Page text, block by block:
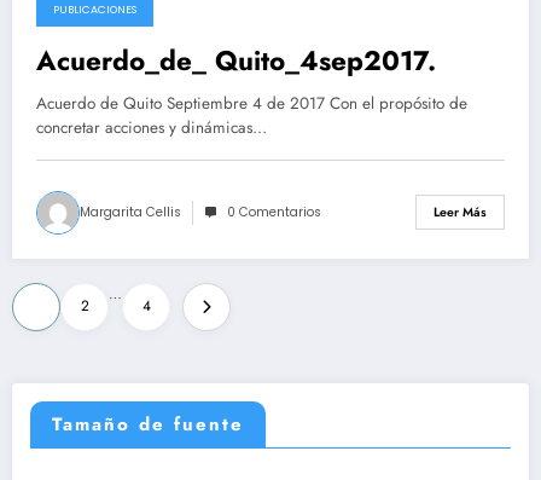
2017-09-05
PUBLICACIONES
Acuerdo_de_ Quito_4sep2017.
Acuerdo de Quito Septiembre 4 de 2017 Con el propósito de
concretar acciones y dinámicas…
Margarita Cellis 0 Comentarios Leer Más
Navegación
de
entradas
2
…
4
Tamaño de fuente